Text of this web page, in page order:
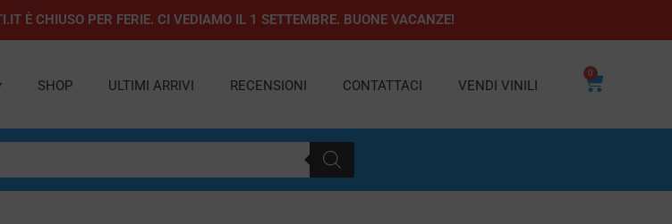
È CHIUSO PER FERIE. CI VEDIAMO IL 1 SETTEMBRE. BUONE VACANZE!
SHOP ULTIMI ARRIVI RECENSIONI CONTATTACI VENDI VINILI
0
Carrello